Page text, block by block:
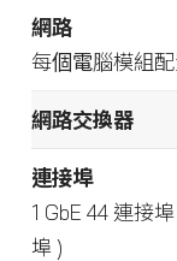
網路
每個電腦模組
網路交換器
連接埠
1 GbE 44 連接
埠 )